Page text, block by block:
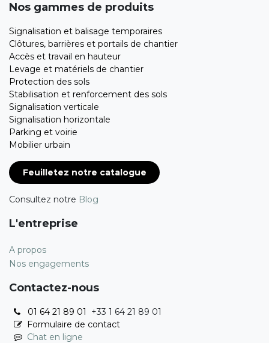
Nos gammes de produits
Signalisation et balisage temporaires
Clôtures, barrières et portails de chantier
Accès et travail en hauteur
Levage et matériels de chantier
Protection des sols
Stabilisation et renforcement des sols
Signalisation verticale
Signalisation horizontale
Parking et voirie
Mobilier urbain
Feuilletez notre catalogue
Consultez notre Blog
L'entreprise
A propos
Nos engagements
Contactez-nous
01 64 21 89 01 +33 1 64 21 89 01
Formulaire de contact
Chat en ligne